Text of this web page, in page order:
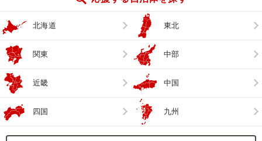
北海道 東北
関東 中部
近畿 中国
四国 九州